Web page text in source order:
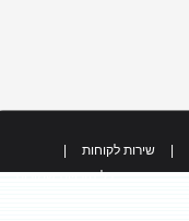
שירות לקוחות
כל הזכויות שמורות